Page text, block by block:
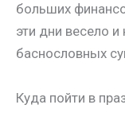
больших
эти дни весело
баснословных
Куда пойти в